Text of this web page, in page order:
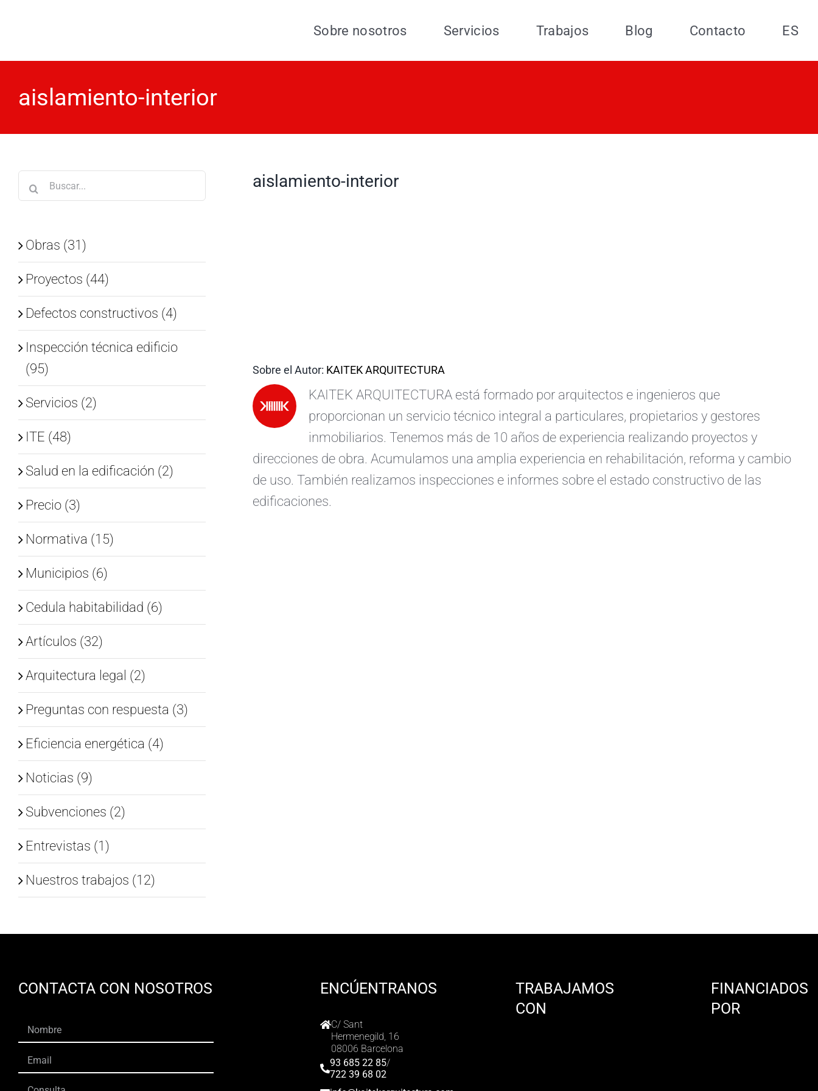
Sobre nosotros Servicios Trabajos Blog Contacto ES
aislamiento-interior
aislamiento-interior
Sobre el Autor: KAITEK ARQUITECTURA
KAITEK ARQUITECTURA está formado por arquitectos e ingenieros que
proporcionan un servicio técnico integral a particulares, propietarios y gestores
inmobiliarios. Tenemos más de 10 años de experiencia realizando proyectos y
direcciones de obra. Acumulamos una amplia experiencia en rehabilitación, reforma y cambio
de uso. También realizamos inspecciones e informes sobre el estado constructivo de las
edificaciones.
Buscar:
Obras (31)
Proyectos (44)
Defectos constructivos (4)
Inspección técnica edificio
(95)
Servicios (2)
ITE (48)
Salud en la edificación (2)
Precio (3)
Normativa (15)
Municipios (6)
Cedula habitabilidad (6)
Artículos (32)
Arquitectura legal (2)
Preguntas con respuesta (3)
Eficiencia energética (4)
Noticias (9)
Subvenciones (2)
Entrevistas (1)
Nuestros trabajos (12)
CONTACTA CON NOSOTROS ENCÚENTRANOS
C/ Sant
Hermenegild, 16
08006 Barcelona
93 685 22 85/
722 39 68 02
TRABAJAMOS
CON
FINANCIADOS
POR